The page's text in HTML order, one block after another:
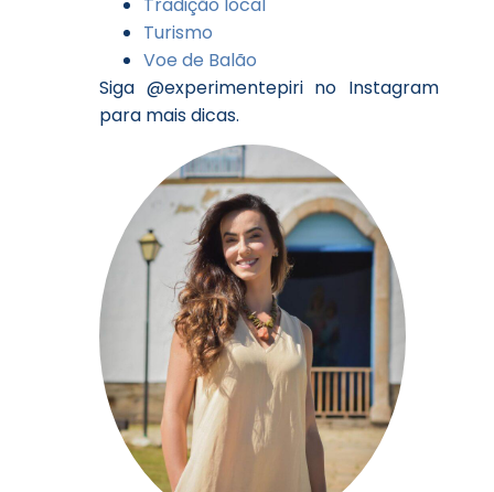
Turismo
Voe de Balão
Siga @experimentepiri no Instagram
para mais dicas.